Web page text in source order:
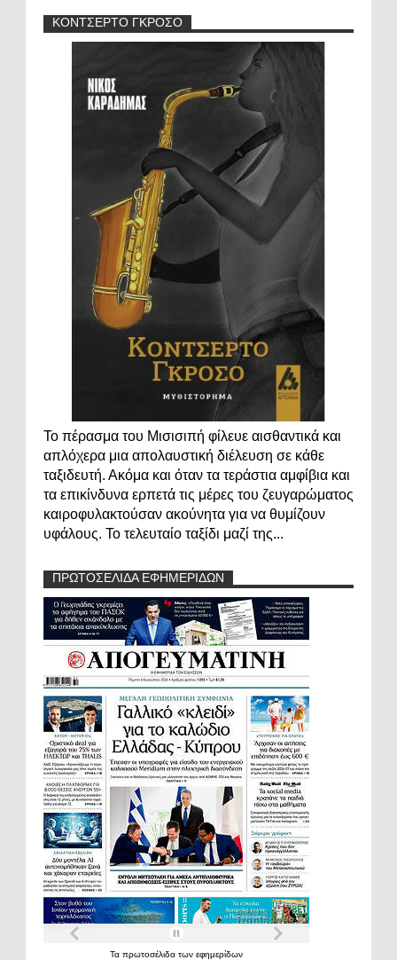
ΚΟΝΤΣΕΡΤΟ ΓΚΡΟΣΟ
Το πέρασμα του Μισισιπή φίλευε αισθαντικά και
απλόχερα μια απολαυστική διέλευση σε κάθε
ταξιδευτή. Ακόμα και όταν τα τεράστια αμφίβια και
τα επικίνδυνα ερπετά τις μέρες του ζευγαρώματος
καιροφυλακτούσαν ακούνητα για να θυμίζουν
υφάλους. Το τελευταίο ταξίδι μαζί της...
ΠΡΩΤΟΣΕΛΙΔΑ ΕΦΗΜΕΡΙΔΩΝ
Τα πρωτοσέλιδα των εφημερίδων